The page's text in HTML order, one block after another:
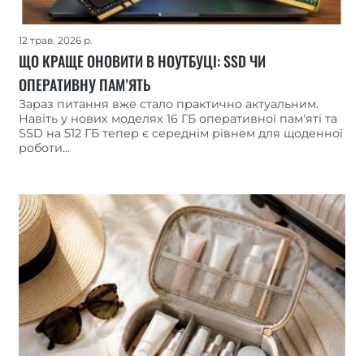
12 трав. 2026 р.
ЩО КРАЩЕ ОНОВИТИ В НОУТБУЦІ: SSD ЧИ
ОПЕРАТИВНУ ПАМ’ЯТЬ
Зараз питання вже стало практично актуальним.
Навіть у нових моделях 16 ГБ оперативної пам'яті та
SSD на 512 ГБ тепер є середнім рівнем для щоденної
роботи...